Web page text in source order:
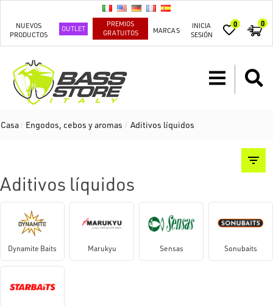
NUEVOS
PRODUCTOS
OUTLET
PREMIOS
GRATUITOS
MARCAS
INICIA
SESIÓN
0 0
Casa/ Engodos, cebos y aromas / Aditivos líquidos
Aditivos líquidos
Dynamite Baits Marukyu Sensas Sonubaits